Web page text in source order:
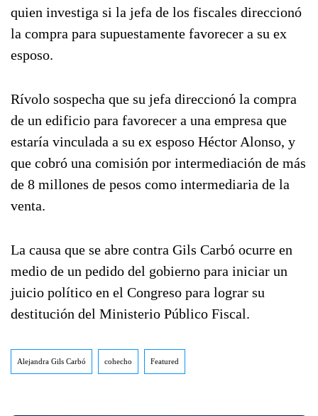
quien investiga si la jefa de los fiscales direccionó
la compra para supuestamente favorecer a su ex
esposo.
Rívolo sospecha que su jefa direccionó la compra
de un edificio para favorecer a una empresa que
estaría vinculada a su ex esposo Héctor Alonso, y
que cobró una comisión por intermediación de más
de 8 millones de pesos como intermediaria de la
venta.
La causa que se abre contra Gils Carbó ocurre en
medio de un pedido del gobierno para iniciar un
juicio político en el Congreso para lograr su
destitución del Ministerio Público Fiscal.
Alejandra Gils Carbó cohecho Featured